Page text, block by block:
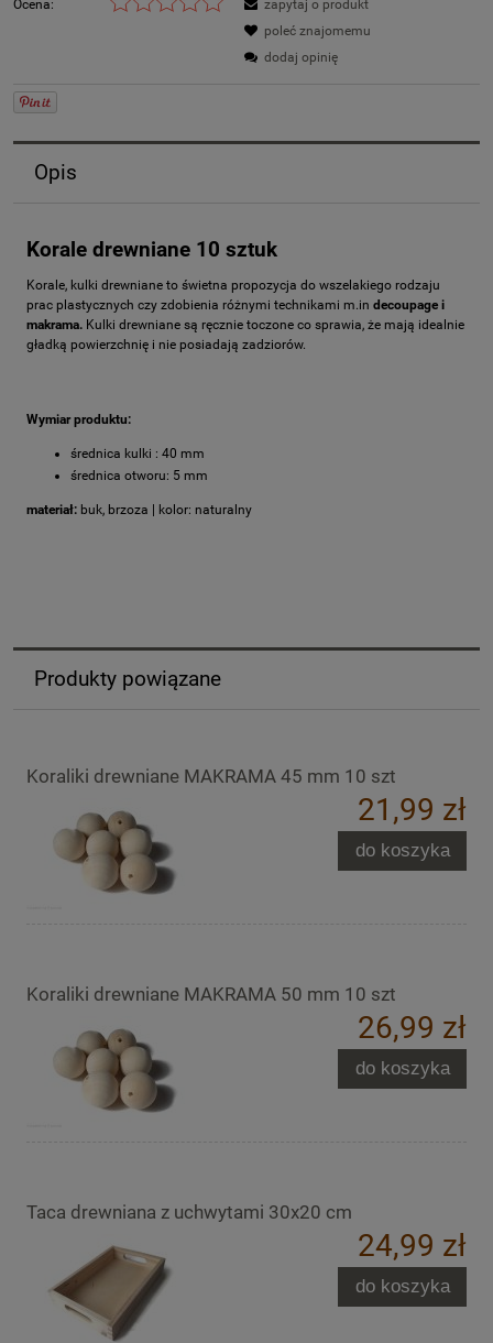
Ocena:
zapytaj o produkt
poleć znajomemu
dodaj opinię
Opis
Korale drewniane 10 sztuk
Korale, kulki drewniane to świetna propozycja do wszelakiego rodzaju
prac plastycznych czy zdobienia różnymi technikami m.in decoupage i
makrama. Kulki drewniane są ręcznie toczone co sprawia, że mają idealnie
gładką powierzchnię i nie posiadają zadziorów.
Wymiar produktu:
średnica kulki : 40 mm
średnica otworu: 5 mm
materiał: buk, brzoza | kolor: naturalny
Produkty powiązane
Koraliki drewniane MAKRAMA 45 mm 10 szt
21,99 zł
do koszyka
Koraliki drewniane MAKRAMA 50 mm 10 szt
26,99 zł
do koszyka
Taca drewniana z uchwytami 30x20 cm
24,99 zł
do koszyka